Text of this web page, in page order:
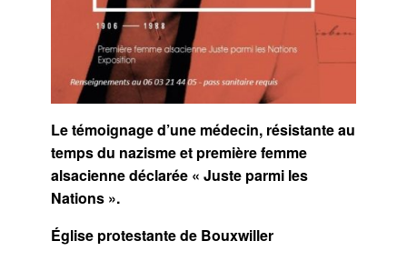
Le témoignage d’une médecin, résistante au
temps du nazisme et première femme
alsacienne déclarée « Juste parmi les
Nations ».
Église protestante de Bouxwiller